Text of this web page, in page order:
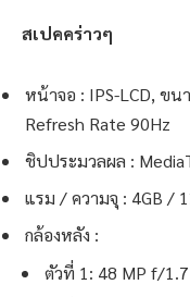
สเปคคร่าวๆ
หน้าจอ : IPS-LCD, ขน
Refresh Rate 90Hz
ชิปประมวลผล :
แรม / ความจุ : 4GB /
กล้องหลัง :
ตัวที่ 1: 48 MP f/